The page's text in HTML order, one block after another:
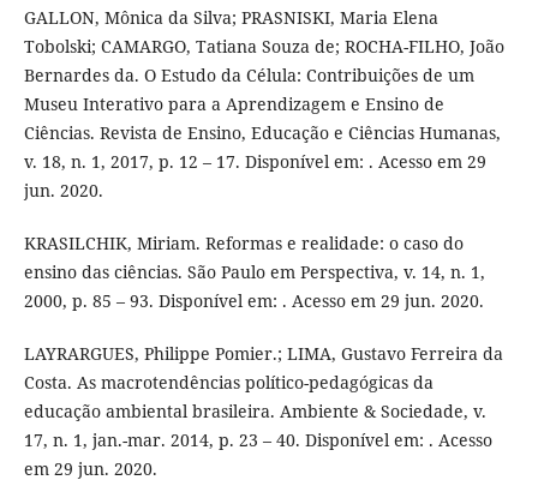
GALLON, Mônica da Silva; PRASNISKI, Maria Elena
Tobolski; CAMARGO, Tatiana Souza de; ROCHA-FILHO, João
Bernardes da. O Estudo da Célula: Contribuições de um
Museu Interativo para a Aprendizagem e Ensino de
Ciências. Revista de Ensino, Educação e Ciências Humanas,
v. 18, n. 1, 2017, p. 12 – 17. Disponível em: . Acesso em 29
jun. 2020.
KRASILCHIK, Miriam. Reformas e realidade: o caso do
ensino das ciências. São Paulo em Perspectiva, v. 14, n. 1,
2000, p. 85 – 93. Disponível em: . Acesso em 29 jun. 2020.
LAYRARGUES, Philippe Pomier.; LIMA, Gustavo Ferreira da
Costa. As macrotendências político-pedagógicas da
educação ambiental brasileira. Ambiente & Sociedade, v.
17, n. 1, jan.-mar. 2014, p. 23 – 40. Disponível em: . Acesso
em 29 jun. 2020.